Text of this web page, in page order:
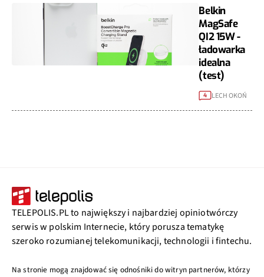
Belkin
MagSafe
QI2 15W -
ładowarka
idealna
(test)
4 LECH OKOŃ
TELEPOLIS.PL to największy i najbardziej opiniotwórczy
serwis w polskim Internecie, który porusza tematykę
szeroko rozumianej telekomunikacji, technologii i fintechu.
Na stronie mogą znajdować się odnośniki do witryn partnerów, którzy